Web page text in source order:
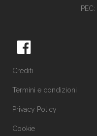
PEC:
Crediti
Termini e condizioni
Privacy Policy
Cookie